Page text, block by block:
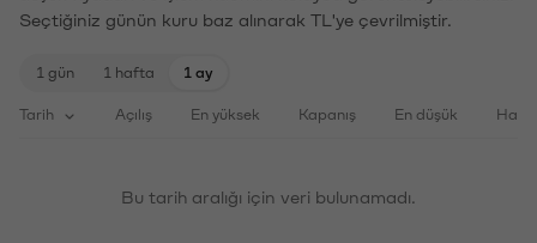
Seçtiğiniz günün kuru baz alınarak TL'ye çevrilmiştir.
1 gün 1 hafta 1 ay
Tarih Açılış En yüksek Kapanış En düşük
Bu tarih aralığı için veri bulunamadı.